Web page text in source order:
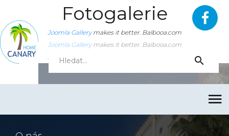
Fotogalerie
Joomla Gallerymakes it better. Balbooa.com
Joomla Gallerymakes it better. Balbooa.com
Joomla Gallery